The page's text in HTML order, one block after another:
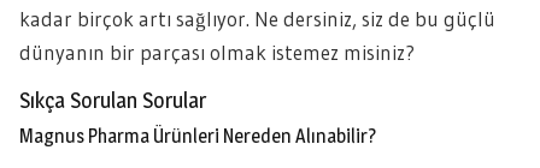
kadar birçok artı sağlıyor. Ne dersiniz, siz de bu güçlü
dünyanın bir parçası olmak istemez misiniz?
Sıkça Sorulan Sorular
Magnus Pharma Ürünleri Nereden Alınabilir?